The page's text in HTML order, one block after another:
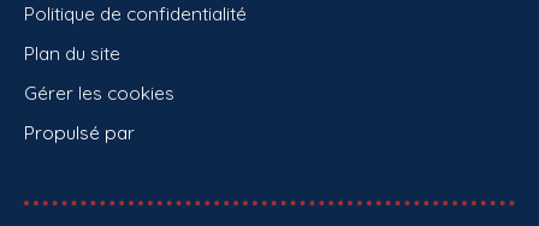
Politique de confidentialité
Plan du site
Gérer les cookies
Propulsé par